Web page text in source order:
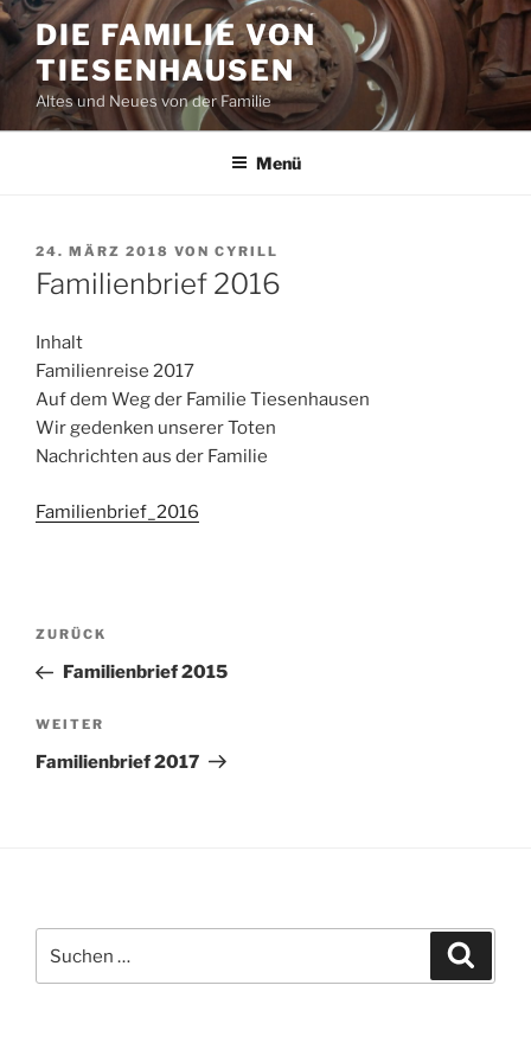
Zum
Inhalt
springen
DIE FAMILIE VON
TIESENHAUSEN
Altes und Neues von der Familie
Menü
VERÖFFENTLICHT
AM
24. MÄRZ 2018 VON CYRILL
Familienbrief 2016
Inhalt
Familienreise 2017
Auf dem Weg der Familie Tiesenhausen
Wir gedenken unserer Toten
Nachrichten aus der Familie
Familienbrief_2016
Beitragsnavigation
Vorheriger
Beitrag
ZURÜCK
Familienbrief 2015
Nächster
Beitrag
WEITER
Familienbrief 2017
nach: